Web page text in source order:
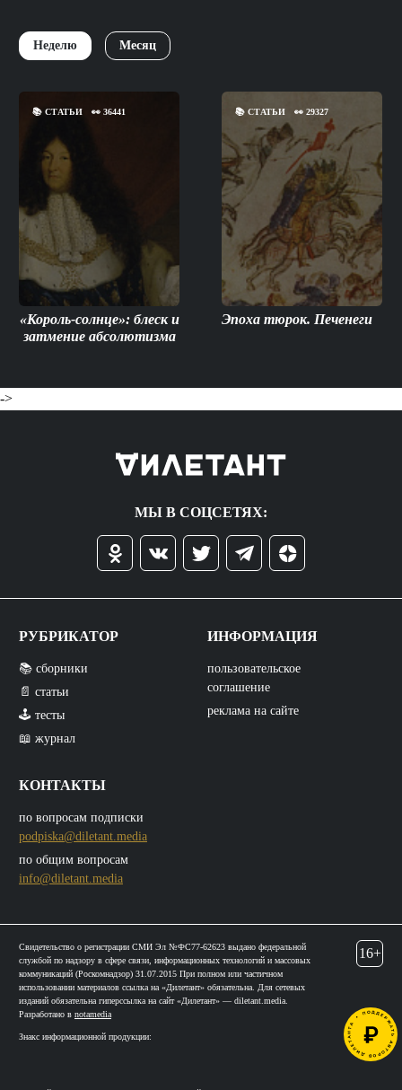
Неделю Месяц
📚 СТАТЬИ 👀 36441
«Король-солнце»: блеск и
затмение абсолютизма
📚СТАТЬИ 👀29327
Эпоха тюрок. Печенеги
->
МЫ В СОЦСЕТЯХ:
РУБРИКАТОР
📚 сборники
📄 статьи
🕹️ тесты
📖 журнал
КОНТАКТЫ
по вопросам подписки
podpiska@diletant.media
по общим вопросам
info@diletant.media
ИНФОРМАЦИЯ
пользовательское
соглашение
реклама на сайте
Свидетельство о регистрации СМИ Эл №ФС77-62623 выдано федеральной
службой по надзору в сфере связи, информационных технологий и массовых
коммуникаций (Роскомнадзор) 31.07.2015 При полном или частичном
использовании материалов ссылка на «Дилетант» обязательна. Для сетевых
изданий обязательна гиперссылка на сайт «Дилетант» — diletant.media.
Разработано в notamedia
Знакс информационной продукции:
16+